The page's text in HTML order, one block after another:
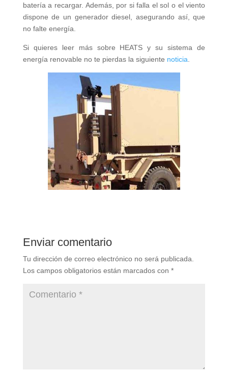
batería a recargar. Además, por si falla el sol o el viento
dispone de un generador diesel, asegurando así, que
no falte energía.
Si quieres leer más sobre HEATS y su sistema de
energía renovable no te pierdas la siguiente noticia
Enviar comentario
Tu dirección de correo electrónico no será publicada.
Los campos obligatorios están marcados con *